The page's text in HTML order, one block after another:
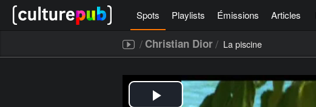
Spots Playlists Émissions Articles
/Christian Dior/ La piscine